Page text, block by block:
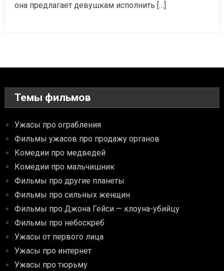
она предлагает девушкам исполнить […]
Темы фильмов
Ужасы про ограбления
Фильмы ужасов про продажу органов
Комедии про медведей
Комедии про мальчишник
Фильмы про другие планеты
Фильмы про сильных женщин
Фильмы про Джона Гейси — клоуна-убийцу
Фильмы про небоскреб
Ужасы от первого лица
Ужасы про интернет
Ужасы про тюрьму